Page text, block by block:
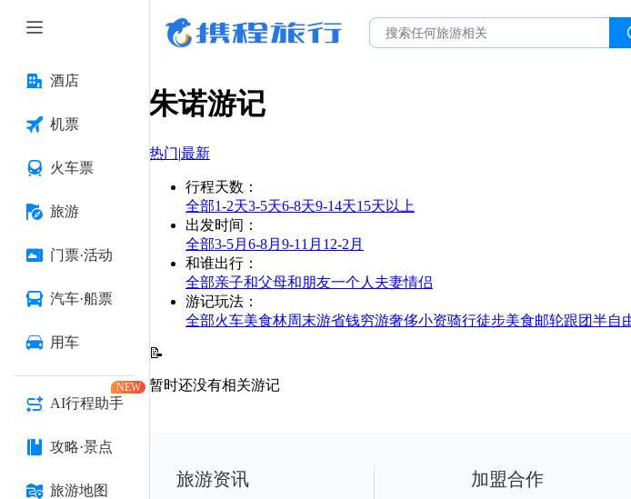
酒店
机票
火车票
旅游
门票·活动
汽车·船票
用车
AI行程助手
NEW
攻略·景点
旅游地图
朱诺游记
热门|最新
行程天数 ：
全部1-2天3-5天6-8天9-14天15天以上
出发时间 ：
全部3-5月 6-8月 9-11月 12-2月
和谁出行 ：
全部亲子和父母和朋友一个人 夫妻情侣
游记玩法 ：
全部火车美食林周末游省钱穷游奢侈小资骑行徒步美食邮轮跟团半自
📝
暂时还没有相关游记
旅游资讯 加盟合作